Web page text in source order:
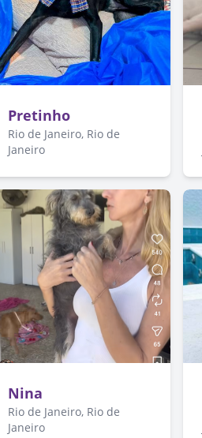
Pretinho
Rio de Janeiro, Rio de
Janeiro
Nina
Rio de Janeiro, Rio de
Janeiro